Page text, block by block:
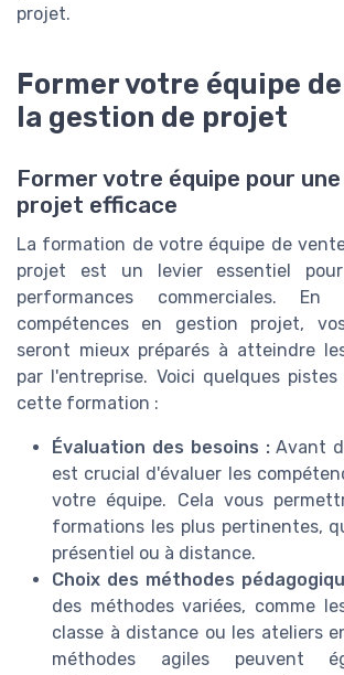
projet.
Former votre équipe
la gestion de projet
Former votre équipe pour
projet efficace
La formation de votre équipe de
projet est un levier essentiel
performances commerciales.
compétences en gestion projet,
seront mieux préparés à atteindre
par l'entreprise. Voici quelques
cette formation :
Évaluation des besoins :Avant
est crucial d'évaluer les
votre équipe. Cela vous
formations les plus pertinentes,
présentiel ou à distance.
Choix des méthodes
des méthodes variées, comme
classe à distance ou les ateliers
méthodes agiles peuvent